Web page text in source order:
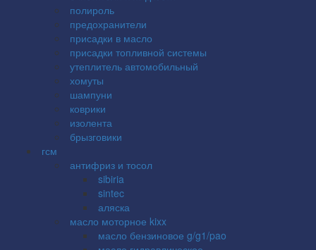
полироль
предохранители
присадки в масло
присадки топливной системы
утеплитель автомобильный
хомуты
шампуни
коврики
изолента
брызговики
гсм
антифриз и тосол
sibiria
sintec
аляска
масло моторное kixx
масло бензиновое g/g1/pao